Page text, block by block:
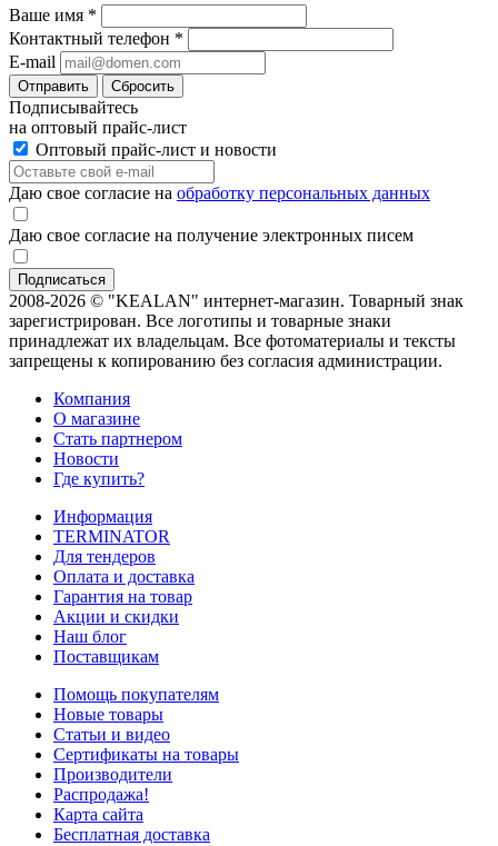
Ваше имя *
Контактный телефон *
E-mail
Отправить Сбросить
Подписывайтесь
на оптовый прайс-лист
Оптовый прайс-лист и новости
Даю свое согласие на обработку персональных данных
Даю свое согласие на получение электронных писем
2008-2026 © "KEALAN" интернет-магазин. Товарный знак
зарегистрирован. Все логотипы и товарные знаки
принадлежат их владельцам. Все фотоматериалы и тексты
запрещены к копированию без согласия администрации.
Компания
О магазине
Стать партнером
Новости
Где купить?
Информация
TERMINATOR
Для тендеров
Оплата и доставка
Гарантия на товар
Акции и скидки
Наш блог
Поставщикам
Помощь покупателям
Новые товары
Статьи и видео
Сертификаты на товары
Производители
Распродажа!
Карта сайта
Бесплатная доставка